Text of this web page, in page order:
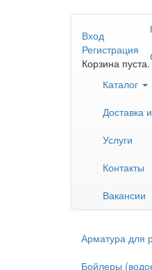
Вход
Регистрация
Корзина пуста.
Каталог
Доставка
Услуги
Контакты
Вакансии
Арматура для
Бойлеры